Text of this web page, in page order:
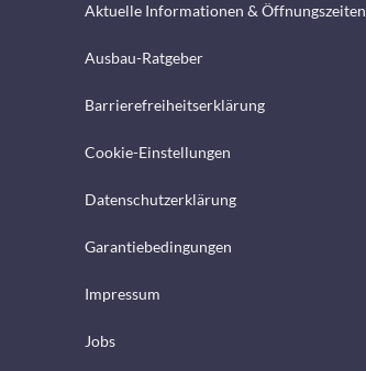
Aktuelle Informationen & Öffnungszeiten
Ausbau-Ratgeber
Barrierefreiheitserklärung
Cookie-Einstellungen
Datenschutzerklärung
Garantiebedingungen
Impressum
Jobs